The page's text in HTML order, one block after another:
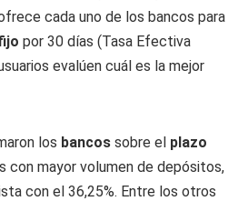
cada uno de los bancos para
por 30 días (Tasa Efectiva
evalúen cuál es la mejor
los bancos sobre el plazo
con mayor volumen de depósitos,
con el 36,25%. Entre los otros